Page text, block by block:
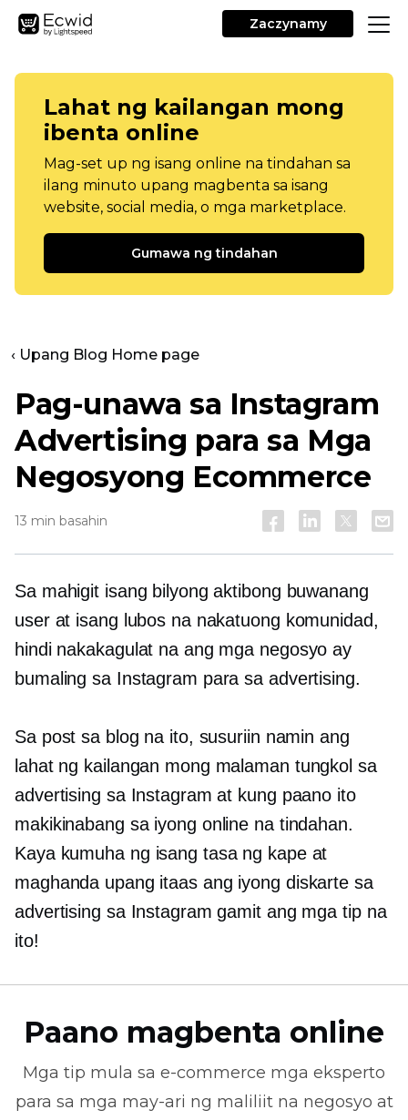
Zaczynamy
Lahat ng kailangan mong
ibenta online
Mag-set up ng isang online na tindahan sa
ilang minuto upang magbenta sa isang
website, social media, o mga marketplace.
Gumawa ng tindahan
‹ Upang Blog Home page
Pag-unawa sa Instagram
Advertising para sa Mga
Negosyong Ecommerce
13 min basahin
Sa mahigit isang bilyong aktibong buwanang
user at isang lubos na nakatuong komunidad,
hindi nakakagulat na ang mga negosyo ay
bumaling sa Instagram para sa advertising.
Sa post sa blog na ito, susuriin namin ang
lahat ng kailangan mong malaman tungkol sa
advertising sa Instagram at kung paano ito
makikinabang sa iyong online na tindahan.
Kaya kumuha ng isang tasa ng kape at
maghanda upang itaas ang iyong diskarte sa
advertising sa Instagram gamit ang mga tip na
ito!
Paano magbenta online
Mga tip mula sa e-commerce mga eksperto
para sa mga may-ari ng maliliit na negosyo at